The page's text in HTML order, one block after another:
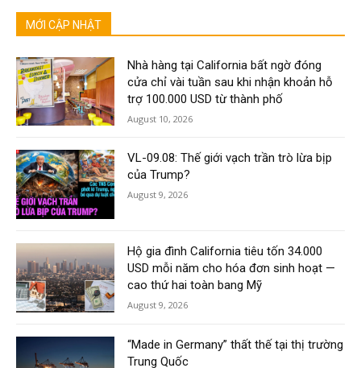
MỚI CẬP NHẬT
Nhà hàng tại California bất ngờ đóng
cửa chỉ vài tuần sau khi nhận khoản hỗ
trợ 100.000 USD từ thành phố
August 10, 2026
VL-09.08: Thế giới vạch trần trò lừa bịp
của Trump?
August 9, 2026
Hộ gia đình California tiêu tốn 34.000
USD mỗi năm cho hóa đơn sinh hoạt —
cao thứ hai toàn bang Mỹ
August 9, 2026
“Made in Germany” thất thế tại thị trường
Trung Quốc